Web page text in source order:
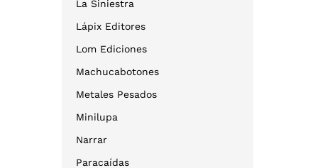
La Siniestra
Lápix Editores
Lom Ediciones
Machucabotones
Metales Pesados
Minilupa
Narrar
Paracaídas